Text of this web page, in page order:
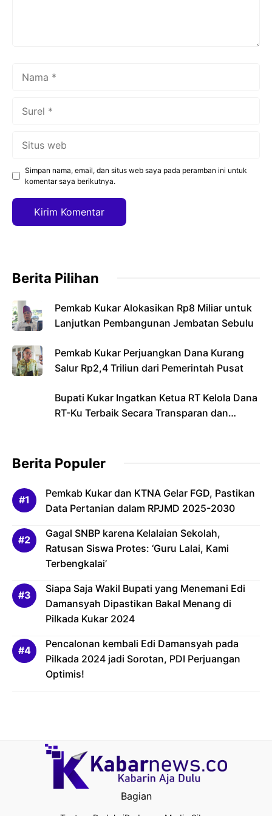
Simpan nama, email, dan situs web saya pada peramban ini untuk
komentar saya berikutnya.
Berita Pilihan
Pemkab Kukar Alokasikan Rp8 Miliar untuk
Lanjutkan Pembangunan Jembatan Sebulu
Pemkab Kukar Perjuangkan Dana Kurang
Salur Rp2,4 Triliun dari Pemerintah Pusat
Bupati Kukar Ingatkan Ketua RT Kelola Dana
RT-Ku Terbaik Secara Transparan dan
Berita Populer
Pemkab Kukar dan KTNA Gelar FGD, Pastikan
Data Pertanian dalam RPJMD 2025-2030
Gagal SNBP karena Kelalaian Sekolah,
Ratusan Siswa Protes: ‘Guru Lalai, Kami
Terbengkalai’
Siapa Saja Wakil Bupati yang Menemani Edi
Damansyah Dipastikan Bakal Menang di
Pilkada Kukar 2024
Pencalonan kembali Edi Damansyah pada
Pilkada 2024 jadi Sorotan, PDI Perjuangan
Optimis!
Bagian